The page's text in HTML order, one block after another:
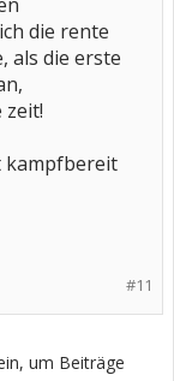
die rente
als die erste
zeit!
kampfbereit
#11
um Beiträge